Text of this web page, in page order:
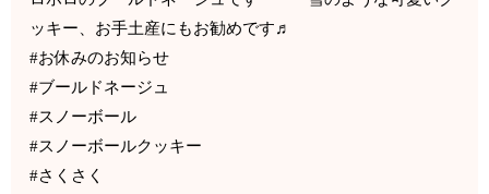
ッキー、お手土産にもお勧めです♬
#お休みのお知らせ
#ブールドネージュ
#スノーボール
#スノーボールクッキー
#さくさく